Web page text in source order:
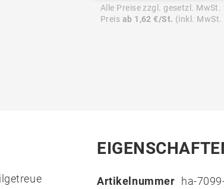
Alle Preise zzgl. gesetzl. MwSt.
Preis ab 1,62 €/St. (inkl. MwSt.
Artikelnummer
ha-